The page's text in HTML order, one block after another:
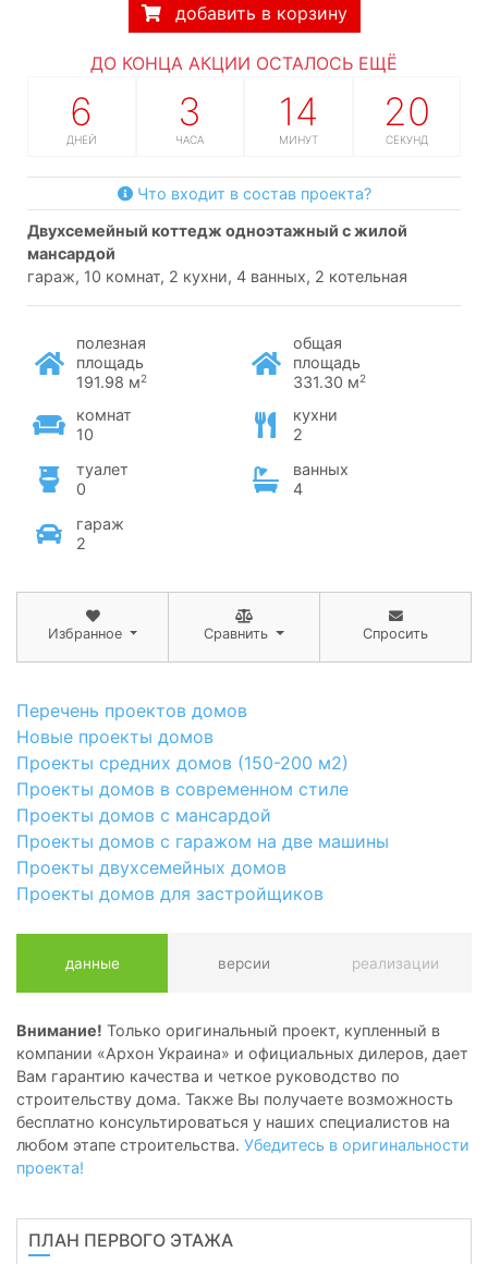
добавить в корзину
ДО КОНЦА АКЦИИ ОСТАЛОСЬ ЕЩЁ
6
ДНЕЙ
3
ЧАСА
14
МИНУТ
19
СЕКУНД
Что входит в состав проекта?
двухсемейный коттедж одноэтажный с жилой
мансардой
гараж, 10 комнат, 2 кухни, 4 ванных, 2 котельная
полезная
площадь
191.98 м2
общая
площадь
331.30 м2
комнат
10
кухни
2
туалет
0
ванных
4
гараж
2
Избранное Сравнить Спросить
Перечень проектов домов
Новые проекты домов
Проекты средних домов (150-200 м2)
Проекты домов в современном стиле
Проекты домов с мансардой
Проекты домов с гаражом на две машины
Проекты двухсемейных домов
Проекты домов для застройщиков
данные версии реализации
Внимание! Только оригинальный проект, купленный в
компании «Архон Украина» и официальных дилеров, дает
Вам гарантию качества и четкое руководство по
строительству дома. Также Вы получаете возможность
бесплатно консультироваться у наших специалистов на
любом этапе строительства. Убедитесь в оригинальности
проекта!
ПЛАН ПЕРВОГО ЭТАЖА